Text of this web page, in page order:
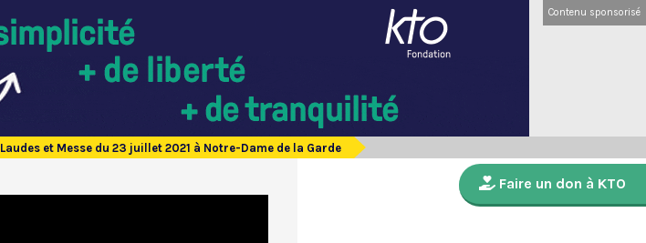
Contenu sponsorisé
Laudes et Messe du 23 juillet 2021 à Notre-Dame de la Garde
Faire un don à KTO